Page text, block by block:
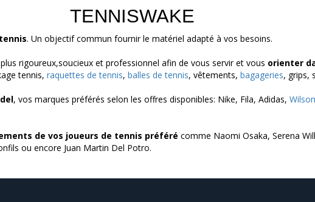
TENNISWAKE
. Un objectif commun fournir le matériel adapté à vos besoins.
rigoureux,soucieux et professionnel afin de vous servir et vous orienter
tennis, raquettes de tennis, balles de tennis, vêtements, bagageries, grips,
, vos marques préférés selon les offres disponibles: Nike, Fila, Adidas, Wilson
de vos joueurs de tennis préféré comme Naomi Osaka, Serena
ou encore Juan Martin Del Potro.